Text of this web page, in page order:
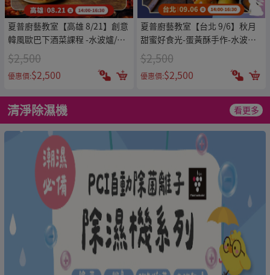
夏普廚藝教室【高雄 8/21】創意
韓風歐巴下酒菜課程 -水波爐/零
水鍋體驗專用券
$2,500
優惠價:$2,500
夏普廚藝教室【台北 9/6】秋月
甜蜜好食光-蛋黃酥手作-水波爐/
零水鍋體驗專用券
$2,500
優惠價:$2,500
清淨除濕機 看更多